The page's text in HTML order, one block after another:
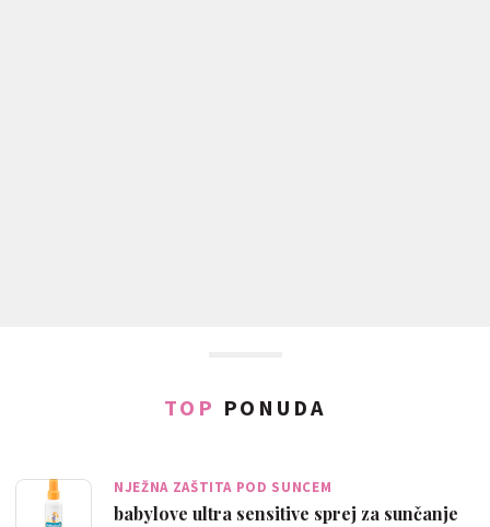
TOP PONUDA
NJEŽNA ZAŠTITA POD SUNCEM
babylove ultra sensitive sprej za sunčanje